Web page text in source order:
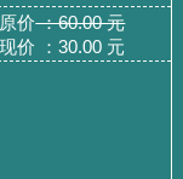
原价：60.00 元
现价 ：30.00 元